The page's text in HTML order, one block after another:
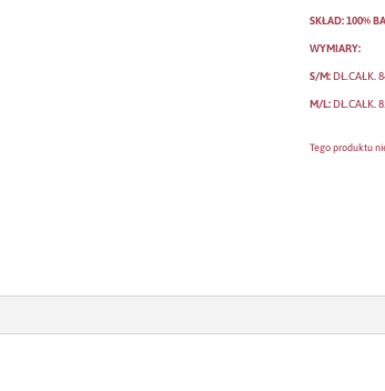
SKŁAD: 100%
WYMIARY:
S/M:DŁ.CAŁK.
M/L:DŁ.CAŁK.
Tego produktu